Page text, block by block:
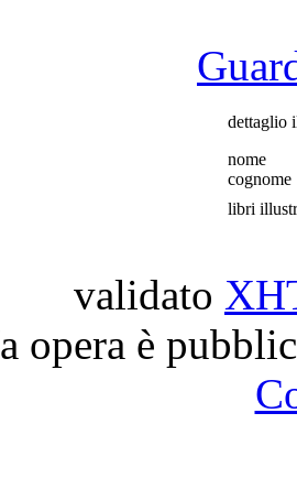
dettaglio
nome
cognome
libri
validato
opera è